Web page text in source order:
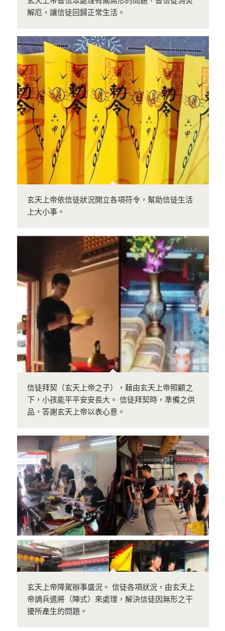
解厄，讓信徒回歸正常生活。
玄天上帝依信徒狀況開立各項符令，幫助信徒生活
上大小事。
信徒拜契（玄天上帝之子），藉由玄天上帝照顧之
下，小孩能平平安安長大。 信徒拜契時，準備之供
品，答謝玄天上帝以表心意。
玄天上帝降駕辦事盛況。 信徒各項狀況，由玄天上
帝調兵遣將（陣式）來處理，解決信徒因無形之干
擾所產生的問題。